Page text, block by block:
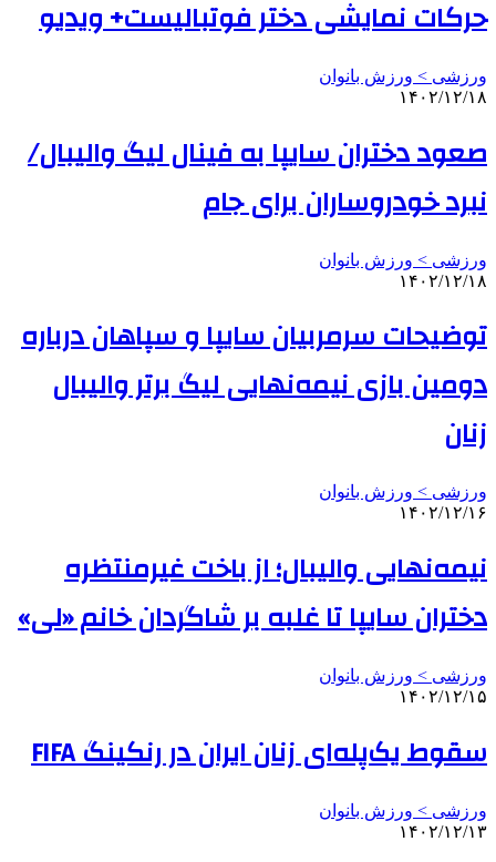
حرکات نمایشی دختر فوتبالیست+ ویدیو
ورزشی > ورزش بانوان
۱۴۰۲/۱۲/۱۸
صعود دختران سایپا به فینال لیگ والیبال/
نبرد خودروساران برای جام
ورزشی > ورزش بانوان
۱۴۰۲/۱۲/۱۸
توضیحات سرمربیان سایپا و سپاهان درباره
دومین بازی نیمه‌نهایی لیگ برتر والیبال
زنان
ورزشی > ورزش بانوان
۱۴۰۲/۱۲/۱۶
نیمه‌نهایی والیبال؛ از باخت غیرمنتظره
دختران سایپا تا غلبه بر شاگردان خانم «لی»
ورزشی > ورزش بانوان
۱۴۰۲/۱۲/۱۵
سقوط یک‌پله‌ای زنان ایران در رنکینگ FIFA
ورزشی > ورزش بانوان
۱۴۰۲/۱۲/۱۳